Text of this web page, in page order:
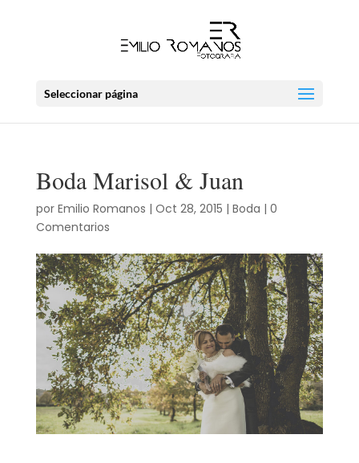
Seleccionar página
Boda Marisol & Juan
por Emilio Romanos | Oct 28, 2015 | Boda | 0
Comentarios